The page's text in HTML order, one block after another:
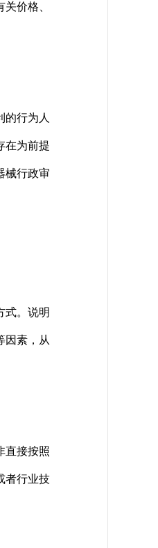
价格、
行为人
在为前提
械行政审
式。说明
因素，从
直接按照
者行业技